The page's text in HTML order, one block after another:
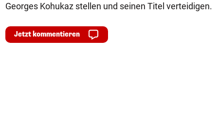
Georges Kohukaz stellen und seinen Titel verteidigen.
Jetzt kommentieren